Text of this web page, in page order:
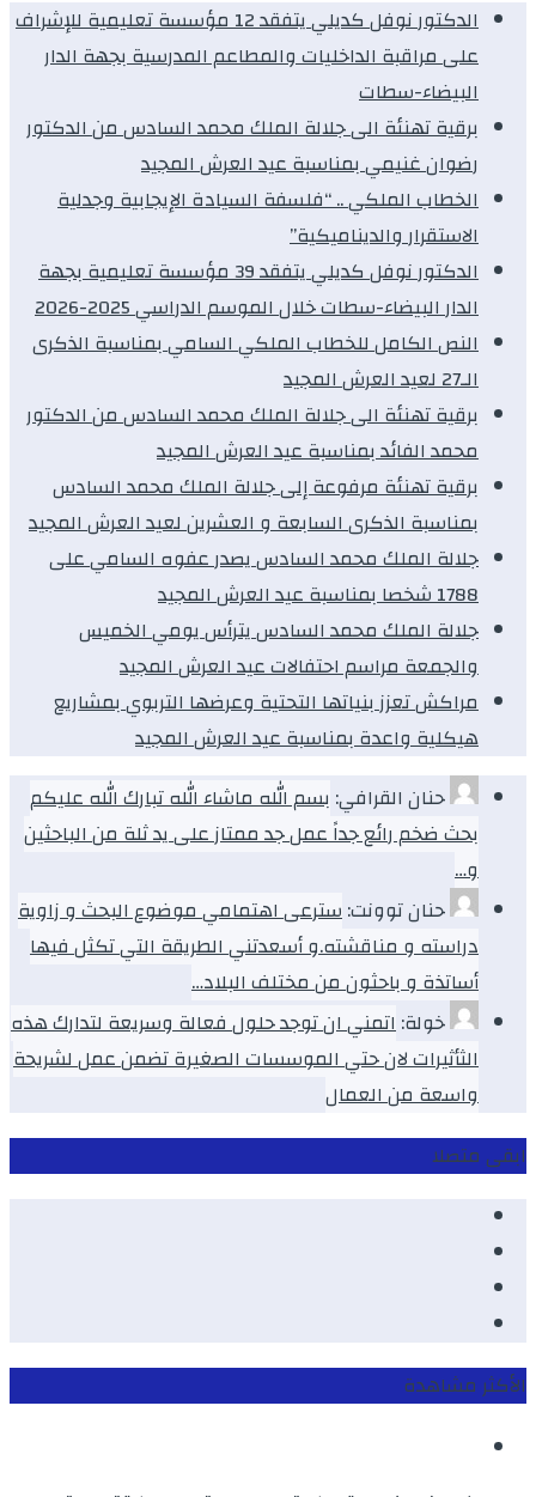
الدكتور نوفل كديلي يتفقد 12 مؤسسة تعليمية للإشراف
على مراقبة الداخليات والمطاعم المدرسية بجهة الدار
البيضاء-سطات
برقية تهنئة الى جلالة الملك محمد السادس من الدكتور
رضوان غنيمي بمناسبة عيد العرش المجيد
الخطاب الملكي .. “فلسفة السيادة الإيجابية وجدلية
الاستقرار والديناميكية”
الدكتور نوفل كديلي يتفقد 39 مؤسسة تعليمية بجهة
الدار البيضاء-سطات خلال الموسم الدراسي 2025-2026
النص الكامل للخطاب الملكي السامي بمناسبة الذكرى
الـ27 لعيد العرش المجيد
برقية تهنئة الى جلالة الملك محمد السادس من الدكتور
محمد الفائد بمناسبة عيد العرش المجيد
برقية تهنئة مرفوعة إلى جلالة الملك محمد السادس
بمناسبة الذكرى السابعة و العشرين لعيد العرش المجيد
جلالة الملك محمد السادس يصدر عفوه السامي على
1788 شخصا بمناسبة عيد العرش المجيد
جلالة الملك محمد السادس يترأس يومي الخميس
والجمعة مراسم احتفالات عيد العرش المجيد
مراكش تعزز بنياتها التحتية وعرضها التربوي بمشاريع
هيكلية واعدة بمناسبة عيد العرش المجيد
حنان القرافي: بسم الله ماشاء الله تبارك الله عليكم
بحث ضخم رائع جداً عمل جد ممتاز على يد ثلة من الباحثين
و…
حنان توونت:سترعى اهتمامي موضوع البحث و زاوية
دراسته و مناقشته.و أسعدتني الطريقة التي تكثل فيها
أساتذة و باحثون من مختلف البلاد…
خولة:اتمني ان توجد حلول فعالة وسريعة لتدارك هذه
الثأثيرات لان حتي الموسسات الصغيرة تضمن عمل لشريحة
واسعة من العمال
ابقى متصلا
الأكثر مشاهدة